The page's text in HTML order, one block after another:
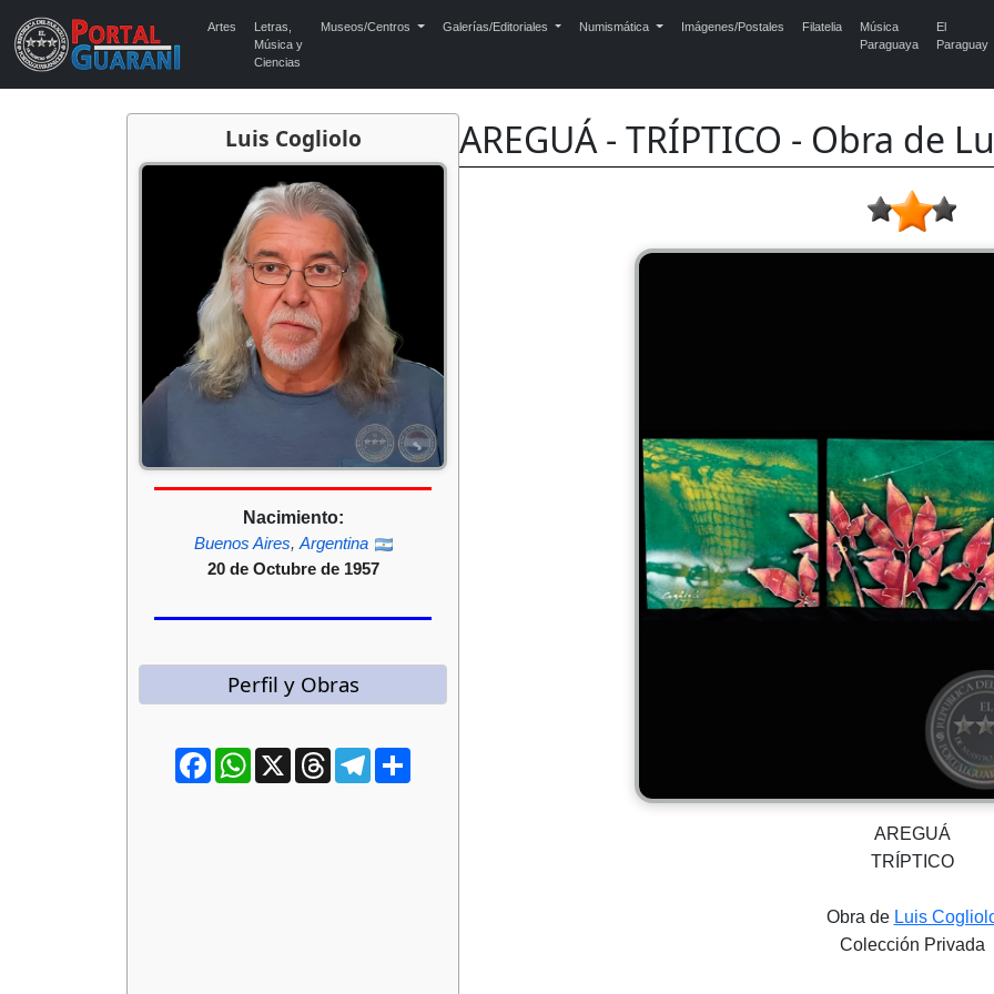
Artes
Letras,
Música y
Ciencias
Museos/Centros Galerías/Editoriales Numismática Imágenes/Postales Filatelia
Música
Paraguaya
El
Paraguay
Luis Cogliolo
Nacimiento:
Buenos Aires, Argentina
20 de Octubre de 1957
Perfil y Obras
FacebookWhatsApp
X ThreadsTelegram
AREGUÁ - TRÍPTICO - Obra de
AREGUÁ
TRÍPTICO
Obra de Luis
Colección Privada